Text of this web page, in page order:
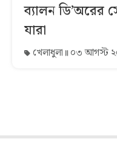
ব্যালন ডি’অরের
যারা
খেলাধুলা ০৩ আগস্ট